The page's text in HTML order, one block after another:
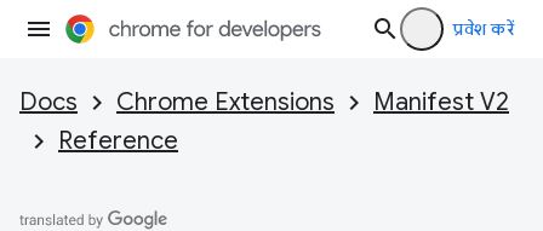
प्रवेश करें
Docs Chrome Extensions
Manifest V2
Reference